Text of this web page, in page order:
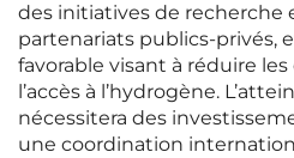
des initiatives de recherche
partenariats publics-privés,
favorable visant à réduire
l’accès à l’hydrogène.
nécessitera des
une coordination